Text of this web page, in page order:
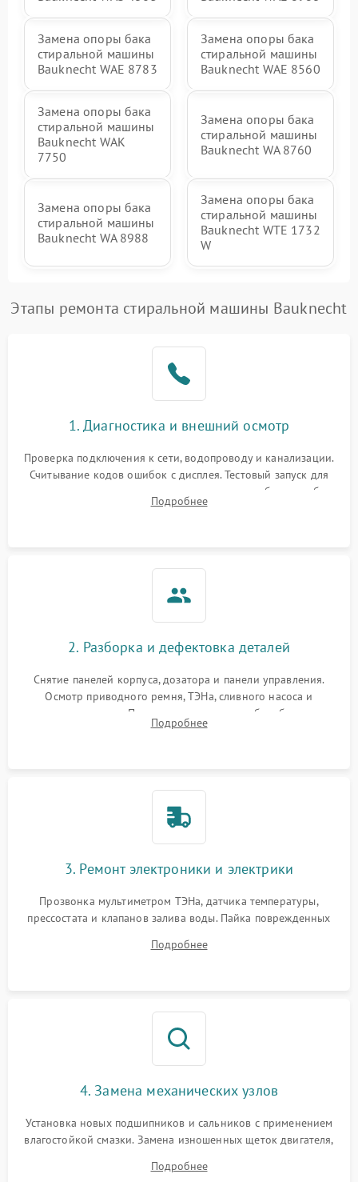
Замена опоры бака
стиральной машины
Bauknecht WAE 8783
Замена опоры бака
стиральной машины
Bauknecht WAE 8560
Замена опоры бака
стиральной машины
Bauknecht WAK
7750
Замена опоры бака
стиральной машины
Bauknecht WA 8760
Замена опоры бака
стиральной машины
Bauknecht WA 8988
Замена опоры бака
стиральной машины
Bauknecht WTE 1732
W
Этапы ремонта стиральной машины Bauknecht
1. Диагностика и внешний осмотр
Проверка подключения к сети, водопроводу и канализации.
Считывание кодов ошибок с дисплея. Тестовый запуск для
выявления посторонних шумов, протечек или сбоев в работе
электронного модуля управления.
Подробнее
2. Разборка и дефектовка деталей
Снятие панелей корпуса, дозатора и панели управления.
Осмотр приводного ремня, ТЭНа, сливного насоса и
амортизаторов. Проверка подшипников барабана и
крестовины на износ, а манжеты люка на разрывы.
Подробнее
3. Ремонт электроники и электрики
Прозвонка мультиметром ТЭНа, датчика температуры,
прессостата и клапанов залива воды. Пайка поврежденных
Восстановление целостности проводки и контактов.
Подробнее
4. Замена механических узлов
Установка новых подшипников и сальников с применением
влагостойкой смазки. Замена изношенных щеток двигателя,
или поврежденной резиновой манжеты.
Подробнее